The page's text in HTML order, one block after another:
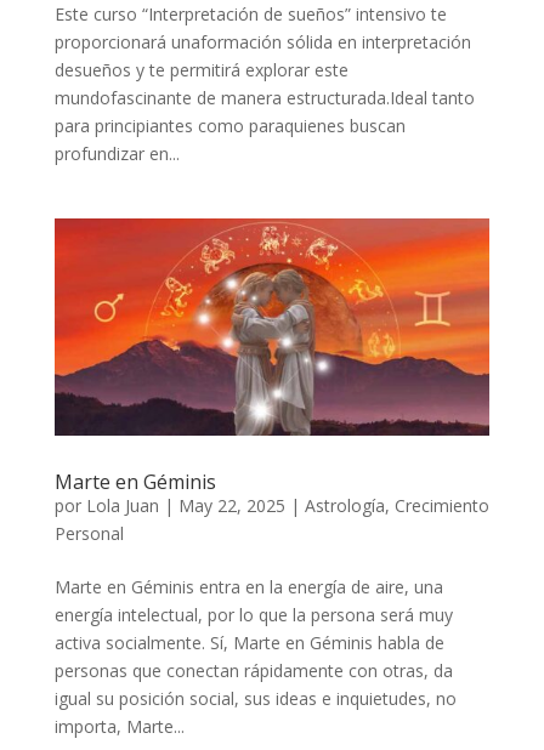
Este curso “Interpretación de sueños” intensivo te
proporcionará unaformación sólida en interpretación
desueños y te permitirá explorar este
mundofascinante de manera estructurada.Ideal tanto
para principiantes como paraquienes buscan
profundizar en...
Marte en Géminis
por Lola Juan | May 22, 2025 | Astrología, Crecimiento
Personal
Marte en Géminis entra en la energía de aire, una
energía intelectual, por lo que la persona será muy
activa socialmente. Sí, Marte en Géminis habla de
personas que conectan rápidamente con otras, da
igual su posición social, sus ideas e inquietudes, no
importa, Marte...